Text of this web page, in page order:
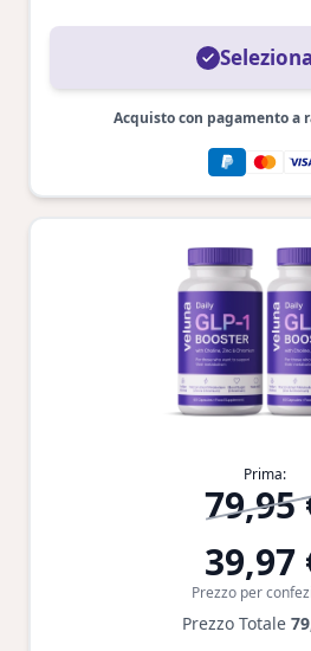
Acquisto con pagamento a
Prima:
79,95
39,97
Prezzo per
Prezzo Totale